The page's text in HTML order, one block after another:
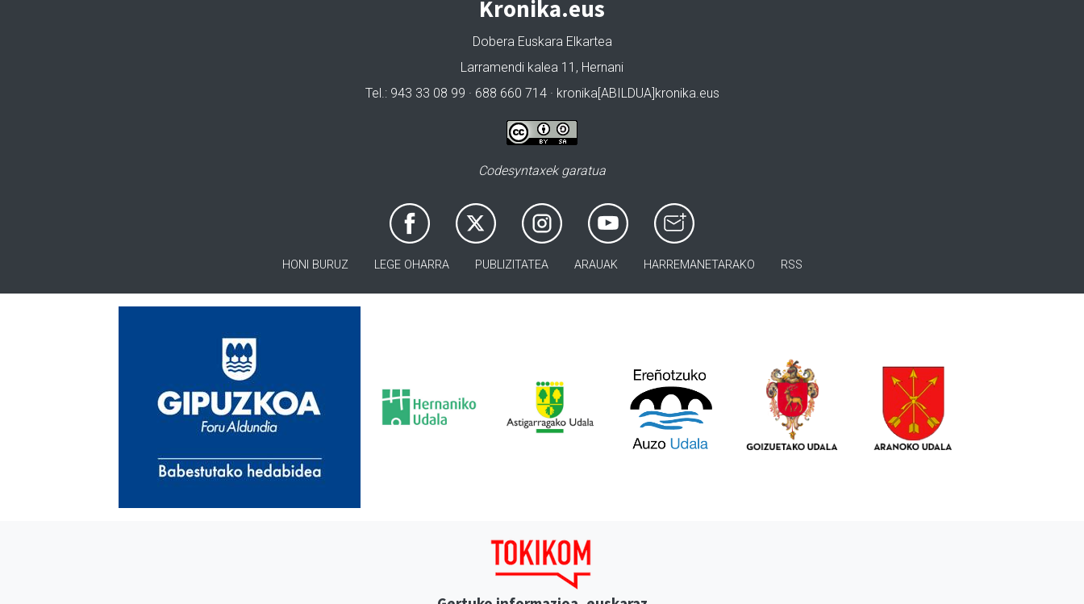
Kronika.eus
Dobera Euskara Elkartea
Larramendi kalea 11, Hernani
Tel.: 943 33 08 99 · 688 660 714 · kronika[ABILDUA]kronika.eus
Codesyntaxek garatua
HONI BURUZ LEGE OHARRA PUBLIZITATEA ARAUAK HARREMANETARAKO RSS